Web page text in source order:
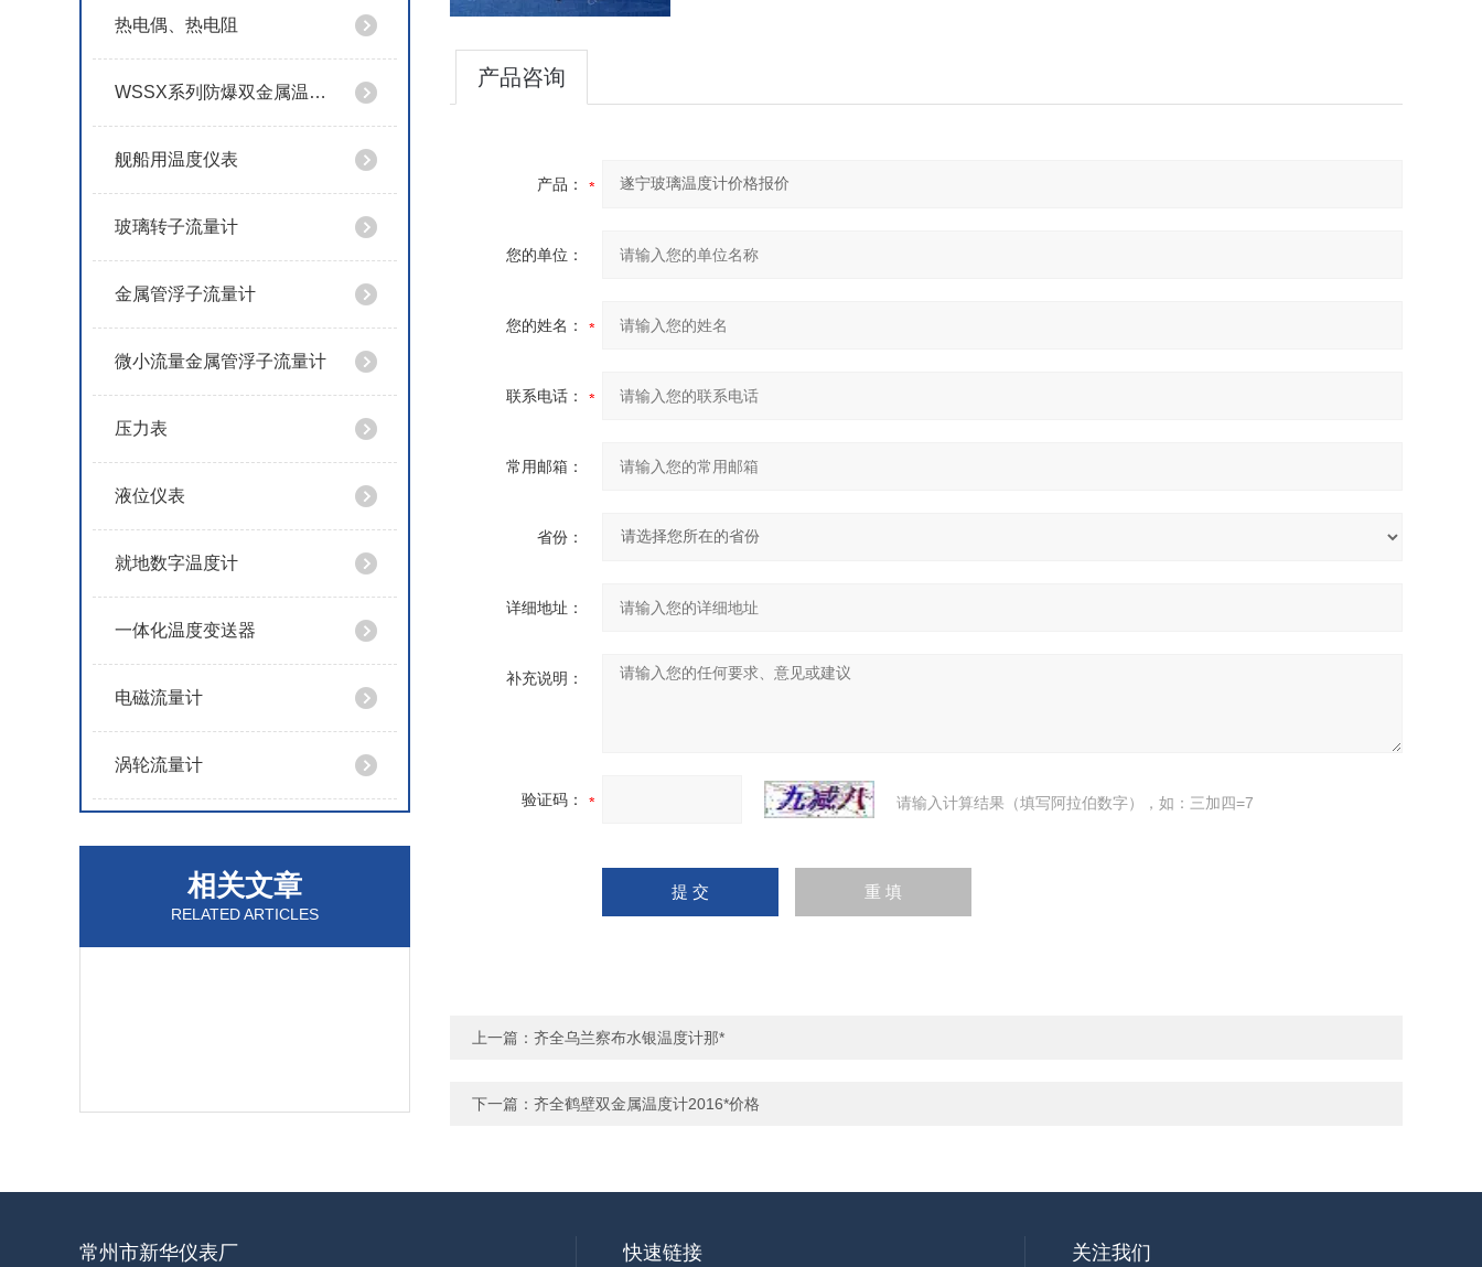
热电偶、热电阻
WSSX系列防爆双金属温度计
舰船用温度仪表
玻璃转子流量计
金属管浮子流量计
微小流量金属管浮子流量计
压力表
液位仪表
就地数字温度计
一体化温度变送器
电磁流量计
涡轮流量计
相关文章
RELATED ARTICLES
产品咨询
产品：
您的单位：
您的姓名：
联系电话：
常用邮箱：
省份：
详细地址：
补充说明：
验证码： 请输入计算结果（填写阿拉伯数字），如：三加四=7
上一篇： 齐全乌兰察布水银温度计那*
下一篇： 齐全鹤壁双金属温度计2016*价格
常州市新华仪表厂 快速链接 关注我们